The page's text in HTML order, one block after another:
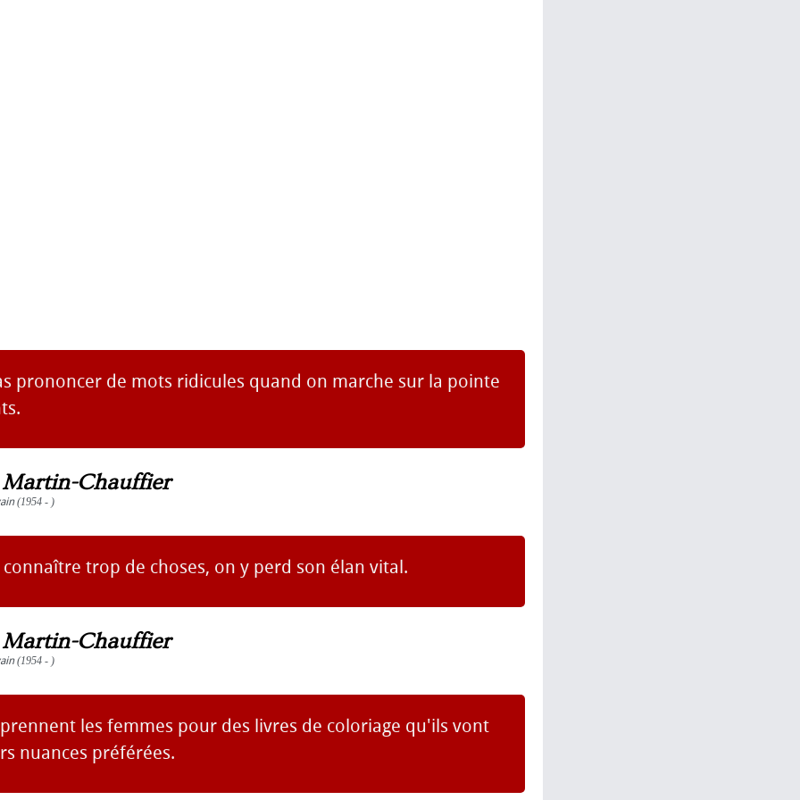
prononcer de mots ridicules quand on marche sur la pointe
Martin-Chauffier
(1954 - )
trop de choses, on y perd son élan vital.
Martin-Chauffier
(1954 - )
les femmes pour des livres de coloriage qu'ils vont
nuances préférées.